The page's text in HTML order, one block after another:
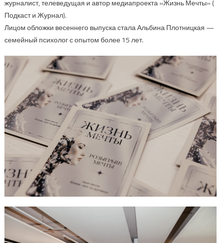
журналист, телеведущая и автор медиапроекта «Жизнь Мечты» (
Подкаст и Журнал).
Лицом обложки весеннего выпуска стала Альбина Плотницкая —
семейный психолог с опытом более 15 лет.